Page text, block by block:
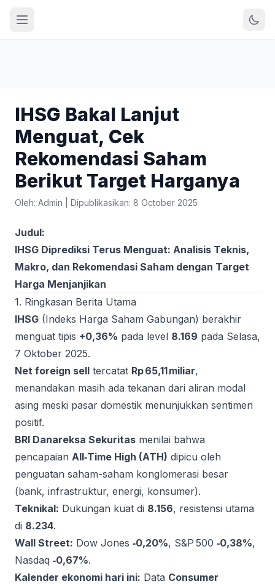
IHSG Bakal Lanjut
Menguat, Cek
Rekomendasi Saham
Berikut Target Harganya
Oleh: Admin Dipublikasikan: 8 October 2025
Judul:
IHSG Diprediksi Terus Menguat: Analisis Teknis,
Makro, dan Rekomendasi Saham dengan Target
Harga Menjanjikan
1. Ringkasan Berita Utama
IHSG (Indeks Harga Saham Gabungan) berakhir
menguat tipis +0,36% pada level 8.169 pada Selasa,
7 Oktober 2025.
Net foreign sell tercatat Rp 65,11 miliar,
menandakan masih ada tekanan dari aliran modal
asing meski pasar domestik menunjukkan sentimen
positif.
BRI Danareksa Sekuritas menilai bahwa
pencapaian All‑Time High (ATH) dipicu oleh
penguatan saham-saham konglomerasi besar
(bank, infrastruktur, energi, konsumer).
Teknikal: Dukungan kuat di 8.156, resistensi utama
di 8.234.
Wall Street: Dow Jones ‑0,20%, S&P 500 ‑0,38%,
Nasdaq ‑0,67%.
Kalender ekonomi hari ini: Data Consumer